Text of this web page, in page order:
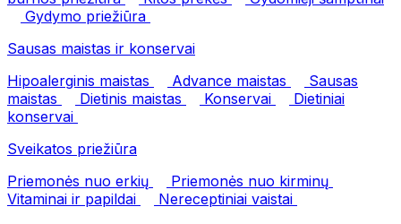
Gydymo priežiūra
Sausas maistas ir konservai
Hipoalerginis maistas
Advance maistas
Sausas
maistas
Dietinis maistas Konservai
Dietiniai
konservai
Sveikatos priežiūra
Priemonės nuo erkių
Priemonės nuo kirminų
Vitaminai ir papildai
Nereceptiniai vaistai